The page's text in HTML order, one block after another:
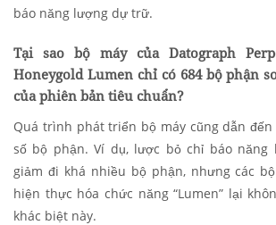
báo năng lượng dự trữ.
Tại sao bộ máy của Datograph
Honeygold Lumen chỉ có 684 bộ phận
của phiên bản tiêu chuẩn?
Quá trình phát triển bộ máy cũng dẫn
số bộ phận. Ví dụ, lược bỏ chỉ báo
giảm đi khá nhiều bộ phận, nhưng các
hiện thực hóa chức năng “Lumen” lại
khác biệt này.